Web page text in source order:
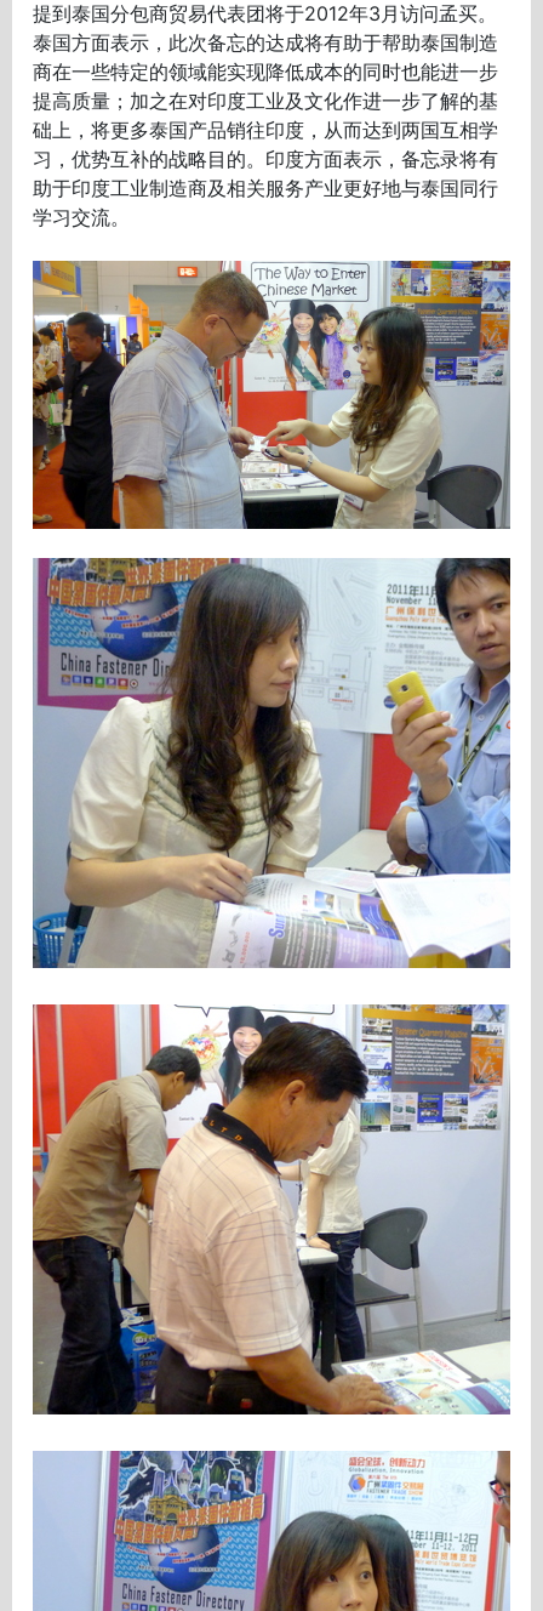
提到泰国分包商贸易代表团将于2012年3月访问孟买。
泰国方面表示，此次备忘的达成将有助于帮助泰国制造
商在一些特定的领域能实现降低成本的同时也能进一步
提高质量；加之在对印度工业及文化作进一步了解的基
础上，将更多泰国产品销往印度，从而达到两国互相学
习，优势互补的战略目的。印度方面表示，备忘录将有
助于印度工业制造商及相关服务产业更好地与泰国同行
学习交流。